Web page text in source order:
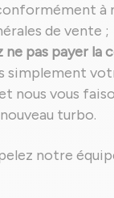
à
de vente ;
ne pas payer la
simplement
nous vous
turbo.
notre